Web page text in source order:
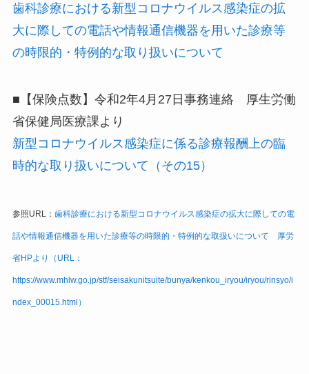
歯科診療における新型コロナウイルス感染症の拡
大に際しての電話や情報通信機器を用いた診療等
の時限的・特例的な取り扱いについて
■【保険点数】令和2年4月27日事務連絡 厚生労働
省保健局医療課より
新型コロナウイルス感染症に係る診療報酬上の臨
時的な取り扱いについて（その15）
参照URL： 歯科診療における新型コロナウイルス感染症の拡大に際しての電
話や情報通信機器を用いた診療等の時限的・特例的な取扱いについて 厚労
省HPより（URL：
https://www.mhlw.go.jp/stf/seisakunitsuite/bunya/kenkou_iryou/iryou/rinsyo/i
ndex_00015.html）